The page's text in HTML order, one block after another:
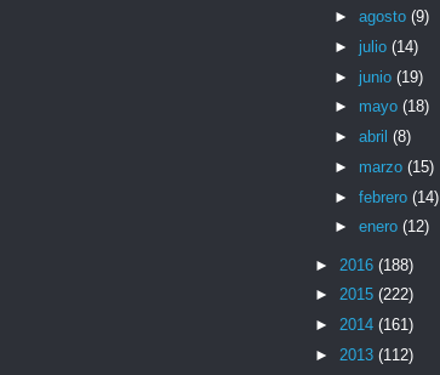
► agosto (9)
► julio (14)
► junio (19)
► mayo (18)
► abril (8)
► marzo (15)
► febrero (14)
► enero (12)
► 2016 (188)
► 2015 (222)
► 2014 (161)
► 2013 (112)